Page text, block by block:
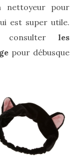
nettoyeur pour
est super utile.
les
pour débusque